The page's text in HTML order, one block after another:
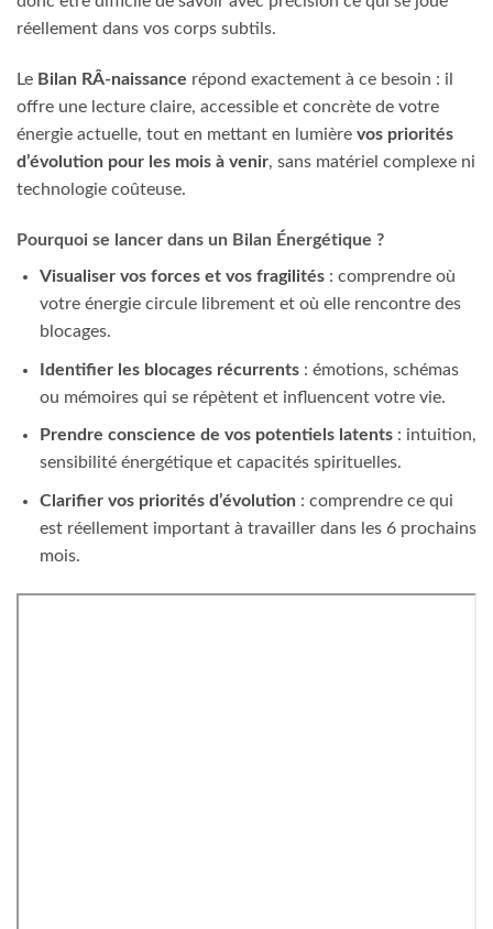
réellement dans vos corps subtils.
Le Bilan RÂ-naissance répond exactement à ce besoin : il
offre une lecture claire, accessible et concrète de votre
énergie actuelle, tout en mettant en lumière vos priorités
d’évolution pour les mois à venir, sans matériel complexe ni
technologie coûteuse.
Pourquoi se lancer dans un Bilan Énergétique ?
Visualiser vos forces et vos fragilités: comprendre où
votre énergie circule librement et où elle rencontre des
blocages.
Identifier les blocages récurrents: émotions, schémas
ou mémoires qui se répètent et influencent votre vie.
Prendre conscience de vos potentiels latents: intuition,
sensibilité énergétique et capacités spirituelles.
Clarifier vos priorités d’évolution : comprendre ce qui
est réellement important à travailler dans les 6 prochains
mois.